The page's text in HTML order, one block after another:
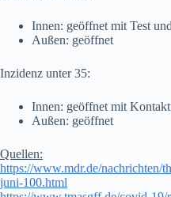
Innen: geöffnet mit Test
Außen: geöffnet
Inzidenz unter 35:
Innen: geöffnet mit
Außen: geöffnet
Quellen:
https://www.mdr.de/nachrichten/
juni-100.html